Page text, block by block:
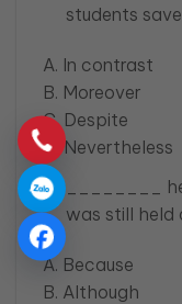
students
A. In contrast
B. Moreover
C. Despite
D. Nevertheless
________
was still held
A. Because
B. Although